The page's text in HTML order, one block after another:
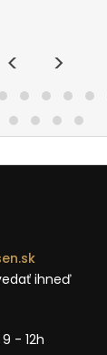
< >
ihneď
- 12h